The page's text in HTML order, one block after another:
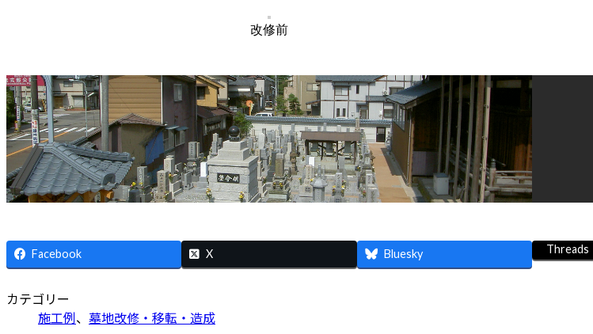
改修前
Facebook X Bluesky Threads
カテゴリー
施工例、 墓地改修・移転・造成